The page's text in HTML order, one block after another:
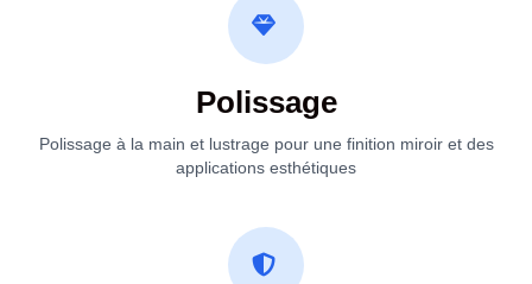
Polissage
Polissage à la main et lustrage pour une finition miroir et des
applications esthétiques